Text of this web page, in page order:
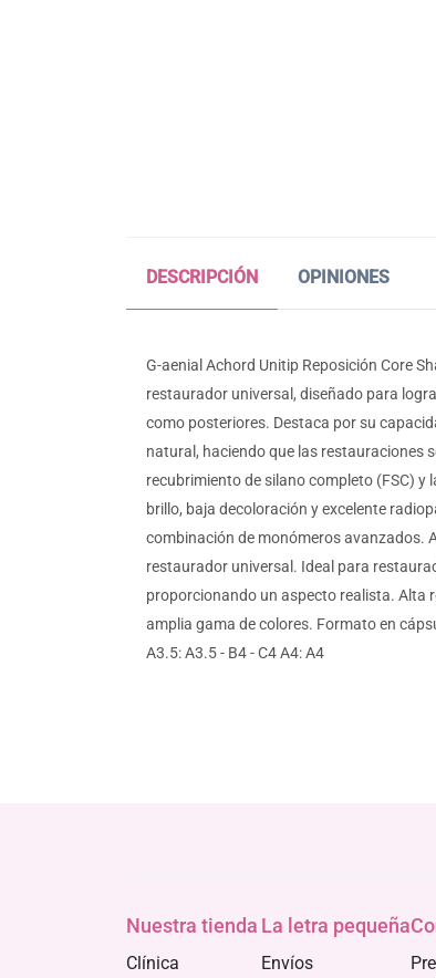
DESCRIPCIÓN OPINIONES
G-aenial Achord Unitip Reposición Core
restaurador universal, diseñado para
como posteriores. Destaca por su
natural, haciendo que las restauraciones
recubrimiento de silano completo (FSC) y
brillo, baja decoloración y excelente
combinación de monómeros avanzados.
restaurador universal. Ideal para
proporcionando un aspecto realista. Alta
amplia gama de colores. Formato en
A3.5: A3.5 - B4 - C4 A4: A4
Nuestra tienda
Clínica
La letra pequeña
Envíos